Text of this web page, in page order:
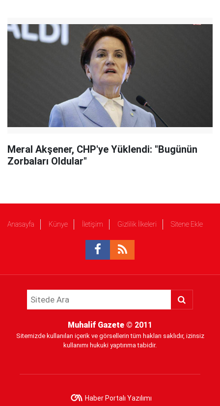
Meral Akşener, CHP'ye Yüklendi: "Bugünün
Zorbaları Oldular"
Anasayfa Künye İletişim Gizlilik İlkeleri Sitene Ekle
Muhalif Gazete © 2011
Sitemizde kullanılan içerik ve görsellerin tüm hakları saklıdır, izinsiz
kullanımı hukuki yaptırıma tabidir.
Haber Portalı Yazılımı